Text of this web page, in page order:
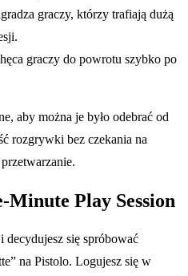
graczy, którzy trafiają dużą
graczy do powrotu szybko po
aby można je było odebrać od
rozgrywki bez czekania na
Play Session
decydujesz się spróbować
na Pistolo. Logujesz się w